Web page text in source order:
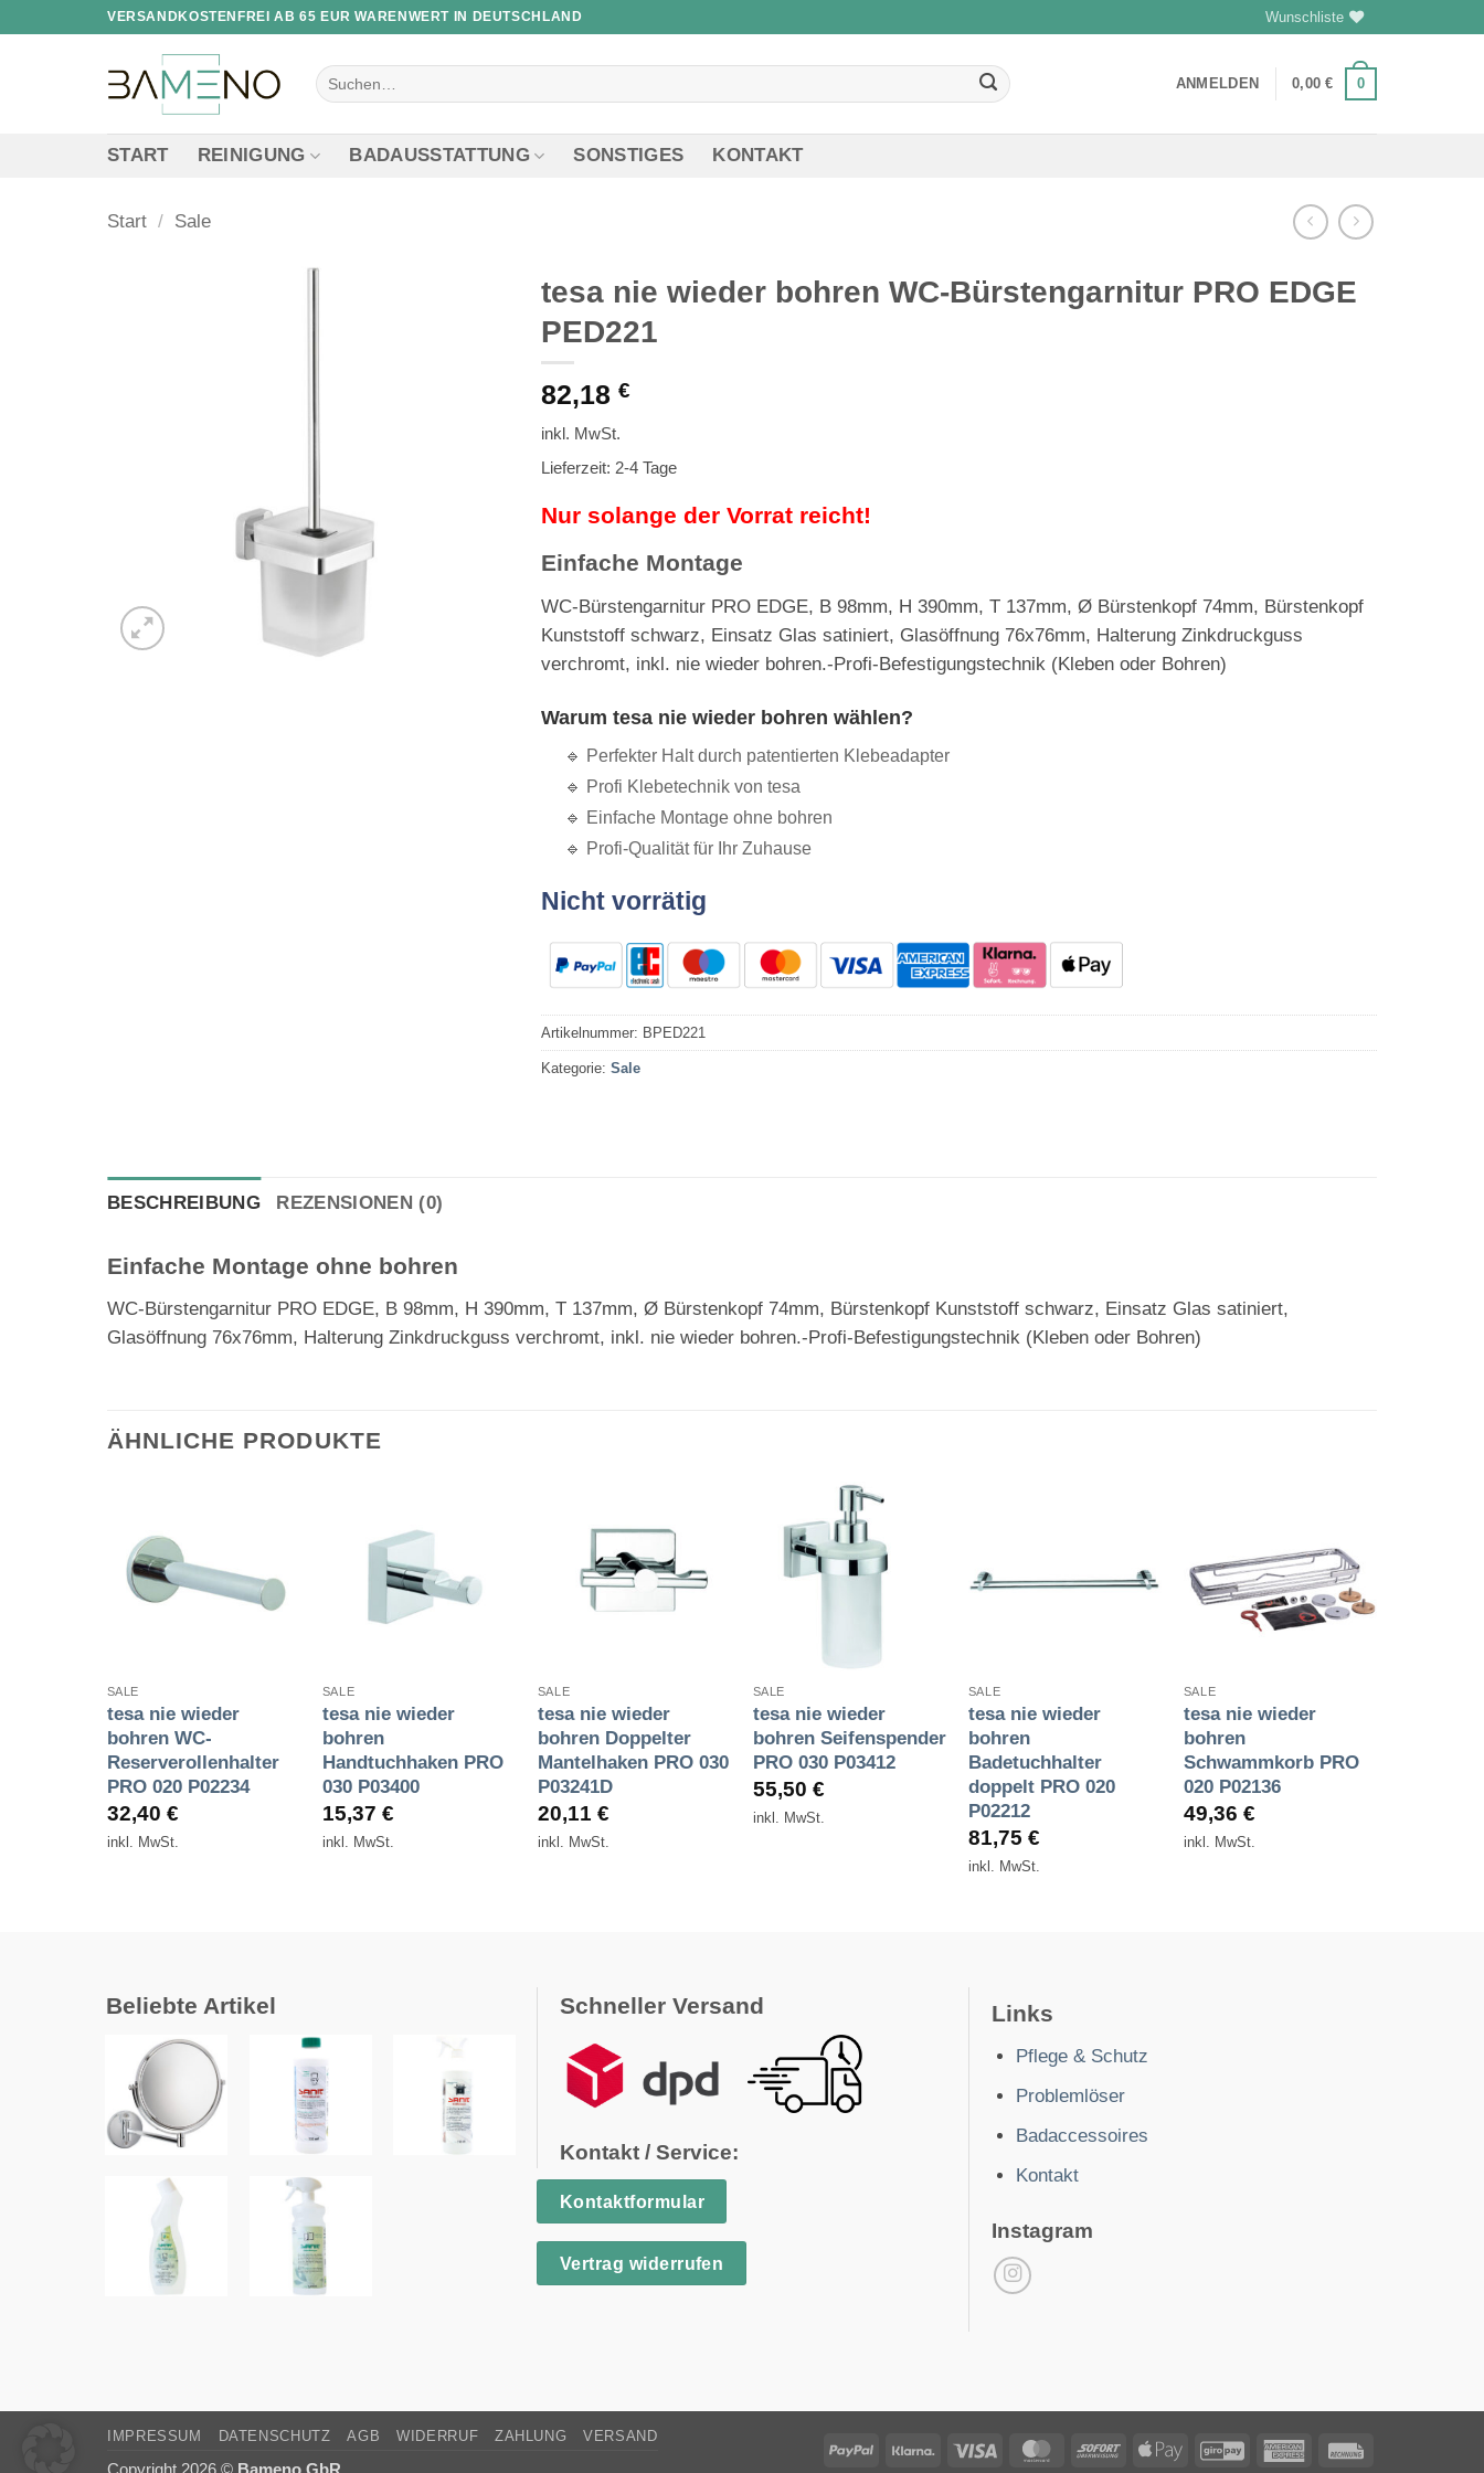
to
VERSANDKOSTENFREI AB 65 EUR WARENWERT IN DEUTSCHLAND Wunschliste
Suchen
nach:
ANMELDEN 0,00€ 0
START REINIGUNG BADAUSSTATTUNG SONSTIGES KONTAKT
Start / Sale
tesa nie wieder bohren WC-Bürstengarnitur PRO EDGE
PED221
82,18€
inkl. MwSt.
Lieferzeit: 2-4 Tage
Nur solange der Vorrat reicht!
Einfache Montage
WC-Bürstengarnitur PRO EDGE, B 98mm, H 390mm, T 137mm, Ø Bürstenkopf 74mm, Bürstenkopf
Kunststoff schwarz, Einsatz Glas satiniert, Glasöffnung 76x76mm, Halterung Zinkdruckguss
verchromt, inkl. nie wieder bohren.-Profi-Befestigungstechnik (Kleben oder Bohren)
Warum tesa nie wieder bohren wählen?
🔹 Perfekter Halt durch patentierten Klebeadapter
🔹 Profi Klebetechnik von tesa
🔹 Einfache Montage ohne bohren
🔹 Profi-Qualität für Ihr Zuhause
Nicht vorrätig
Artikelnummer: BPED221
Kategorie:Sale
BESCHREIBUNG REZENSIONEN (0)
Einfache Montage ohne bohren
WC-Bürstengarnitur PRO EDGE, B 98mm, H 390mm, T 137mm, Ø Bürstenkopf 74mm, Bürstenkopf Kunststoff schwarz, Einsatz Glas satiniert,
Glasöffnung 76x76mm, Halterung Zinkdruckguss verchromt, inkl. nie wieder bohren.-Profi-Befestigungstechnik (Kleben oder Bohren)
ÄHNLICHE PRODUKTE
hinzufügen
SALE
tesa nie wieder
bohren WC-
Reserverollenhalter
PRO 020 P02234
32,40 €
inkl. MwSt.
hinzufügen
SALE
tesa nie wieder
bohren
Handtuchhaken PRO
030 P03400
15,37 €
inkl. MwSt.
Wunschliste
hinzufügen
SALE
tesa nie wieder
bohren Doppelter
Mantelhaken PRO 030
P03241D
20,11 €
inkl. MwSt.
Zur
Wunschliste
hinzufügen
SALE
tesa nie wieder
bohren Seifenspender
PRO 030 P03412
55,50 €
inkl. MwSt.
hinzufügen
SALE
tesa nie wieder
bohren
Badetuchhalter
doppelt PRO 020
P02212
81,75 €
inkl. MwSt.
Zur
Wunschliste
hinzufügen
SALE
tesa nie wieder
bohren
Schwammkorb PRO
020 P02136
49,36 €
inkl. MwSt.
Beliebte Artikel
Wunschliste
hinzufügen
+
Zur
Wunschliste
hinzufügen
Zur
Wunschliste
hinzufügen
Zur
Wunschliste
hinzufügen
Zur
Wunschliste
hinzufügen
Schneller Versand
Kontakt / Service:
Kontaktformular
Vertrag widerrufen
Links
Pflege & Schutz
Problemlöser
Badaccessoires
Kontakt
Instagram
PayPal Klarna Visa MasterCard
Sofort
Apple
GiroPay
American
IMPRESSUM DATENSCHUTZ AGB WIDERRUF ZAHLUNG VERSAND
Copyright 2026 © Bameno GbR